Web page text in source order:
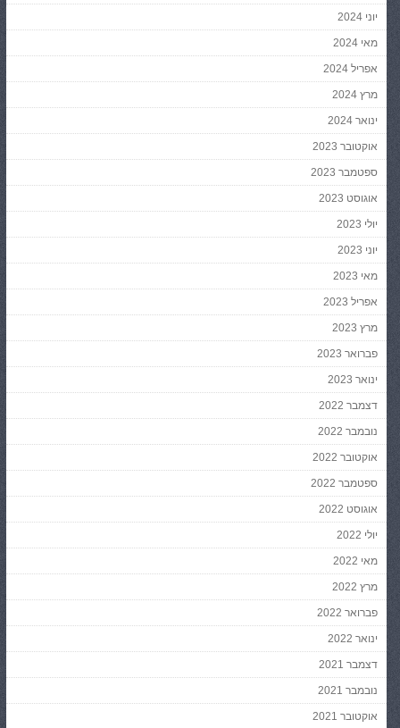
יוני 2024
מאי 2024
אפריל 2024
מרץ 2024
ינואר 2024
אוקטובר 2023
ספטמבר 2023
אוגוסט 2023
יולי 2023
יוני 2023
מאי 2023
אפריל 2023
מרץ 2023
פברואר 2023
ינואר 2023
דצמבר 2022
נובמבר 2022
אוקטובר 2022
ספטמבר 2022
אוגוסט 2022
יולי 2022
מאי 2022
מרץ 2022
פברואר 2022
ינואר 2022
דצמבר 2021
נובמבר 2021
אוקטובר 2021